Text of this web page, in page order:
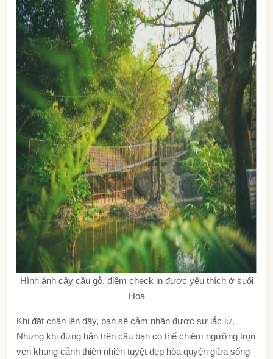
Hình ảnh cây cầu gỗ, điểm check in được yêu thích ở suối
Hoa
Khi đặt chân lên đây, bạn sẽ cảm nhận được sự lắc lư.
Nhưng khi đứng hẳn trên cầu bạn có thể chiêm ngưỡng trọn
vẹn khung cảnh thiên nhiên tuyệt đẹp hòa quyện giữa sống